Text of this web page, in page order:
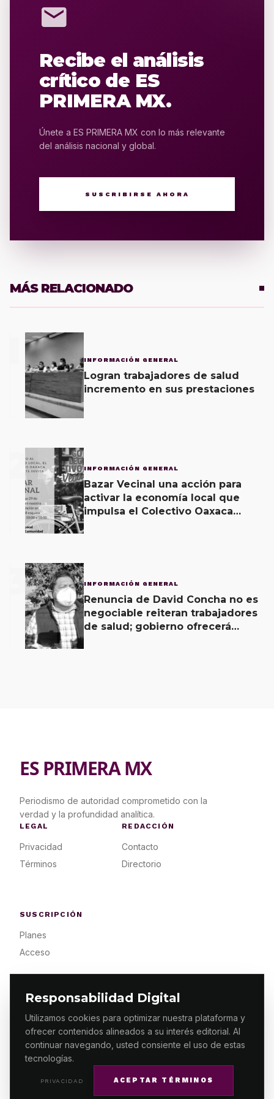
Responsabilidad Digital
Utilizamos cookies para optimizar nuestra plataforma y
ofrecer contenidos alineados a su interés editorial. Al
continuar navegando, usted consiente el uso de estas
tecnologías.
PRIVACIDAD ACEPTAR TÉRMINOS
mail
Recibe el análisis
crítico de ES
PRIMERA MX.
Únete a ES PRIMERA MX con lo más relevante
del análisis nacional y global.
SUSCRIBIRSE AHORA
MÁS RELACIONADO
INFORMACIÓN GENERAL
Logran trabajadores de salud
incremento en sus prestaciones
2 INFORMACIÓN GENERAL
Bazar Vecinal una acción para
activar la economía local que
impulsa el Colectivo Oaxaca
3 INFORMACIÓN GENERAL
Renuncia de David Concha no es
negociable reiteran trabajadores
de salud; gobierno ofrecerá
ES PRIMERA MX
Periodismo de autoridad comprometido con la
verdad y la profundidad analítica.
LEGAL
Privacidad
Términos
REDACCIÓN
Contacto
Directorio
SUSCRIPCIÓN
Planes
Acceso
© 2026 ES PRIMERA MX. ALGUNOS DERECHOS
RESERVADOS / DESIGNMAKING.MX